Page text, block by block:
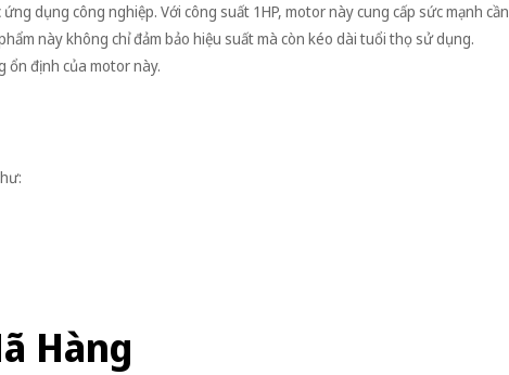
dụng công nghiệp. Với công suất 1HP, motor này cung cấp sức mạnh cần
này không chỉ đảm bảo hiệu suất mà còn kéo dài tuổi thọ sử dụng.
ổn định của motor này.
Hàng